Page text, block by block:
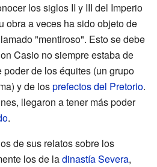
los siglos II y III del Imperio
obra a veces ha sido objeto de
"mentiroso". Esto se debe
Casio no siempre estaba de
de los équites (un grupo
y de losprefectos del Pretorio.
llegaron a tener más poder
.
de sus relatos sobre los
los de ladinastía Severa,